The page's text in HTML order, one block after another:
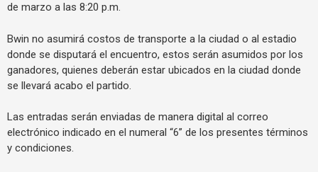
de marzo a las 8:20 p.m.
Bwin no asumirá costos de transporte a la ciudad o al estadio
donde se disputará el encuentro, estos serán asumidos por los
ganadores, quienes deberán estar ubicados en la ciudad donde
se llevará acabo el partido.
Las entradas serán enviadas de manera digital al correo
electrónico indicado en el numeral “6” de los presentes términos
y condiciones.